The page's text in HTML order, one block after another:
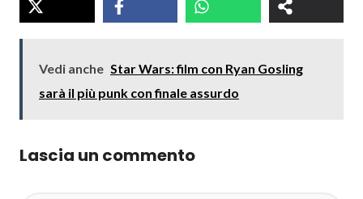
Vedi anche Star Wars: film con Ryan Gosling
sarà il più punk con finale assurdo
Lascia un commento